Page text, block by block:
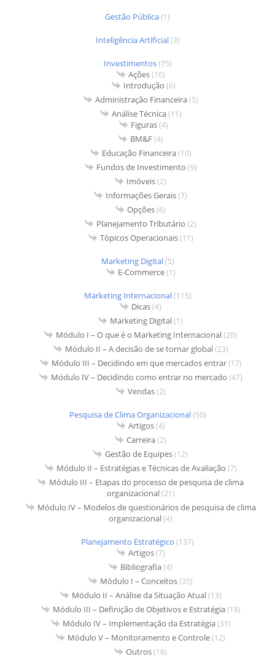
Gestão Pública(1)
Inteligência Artificial(3)
Investimentos(75)
Ações(10)
Introdução (6)
Administração Financeira(5)
Análise Técnica(11)
Figuras(4)
BM&F(4)
Educação Financeira(10)
Fundos de Investimento (9)
Imóveis(2)
Informações Gerais(7)
Opções(6)
Planejamento Tributário (2)
Tópicos Operacionais(11)
Marketing Digital(5)
E-Commerce(1)
Marketing Internacional(115)
Dicas(4)
Marketing Digital(1)
Módulo I – O que é o Marketing Internacional(20)
Módulo II – A decisão de se tornar global(23)
Módulo III – Decidindo em que mercados entrar(17)
Módulo IV – Decidindo como entrar no mercado (47)
Vendas(2)
Pesquisa de Clima Organizacional(50)
Artigos(4)
Carreira(2)
Gestão de Equipes(12)
Módulo II – Estratégias e Técnicas de Avaliação (7)
Módulo III – Etapas do processo de pesquisa de clima
organizacional(21)
Módulo IV – Modelos de questionários de pesquisa de clima
organizacional(4)
Planejamento Estratégico (137)
Artigos(7)
Bibliografia(4)
Módulo I – Conceitos(35)
Módulo II – Análise da Situação Atual(13)
Módulo III – Definição de Objetivos e Estratégia(18)
Módulo IV – Implementação da Estratégia(31)
Módulo V – Monitoramento e Controle(12)
Outros(16)